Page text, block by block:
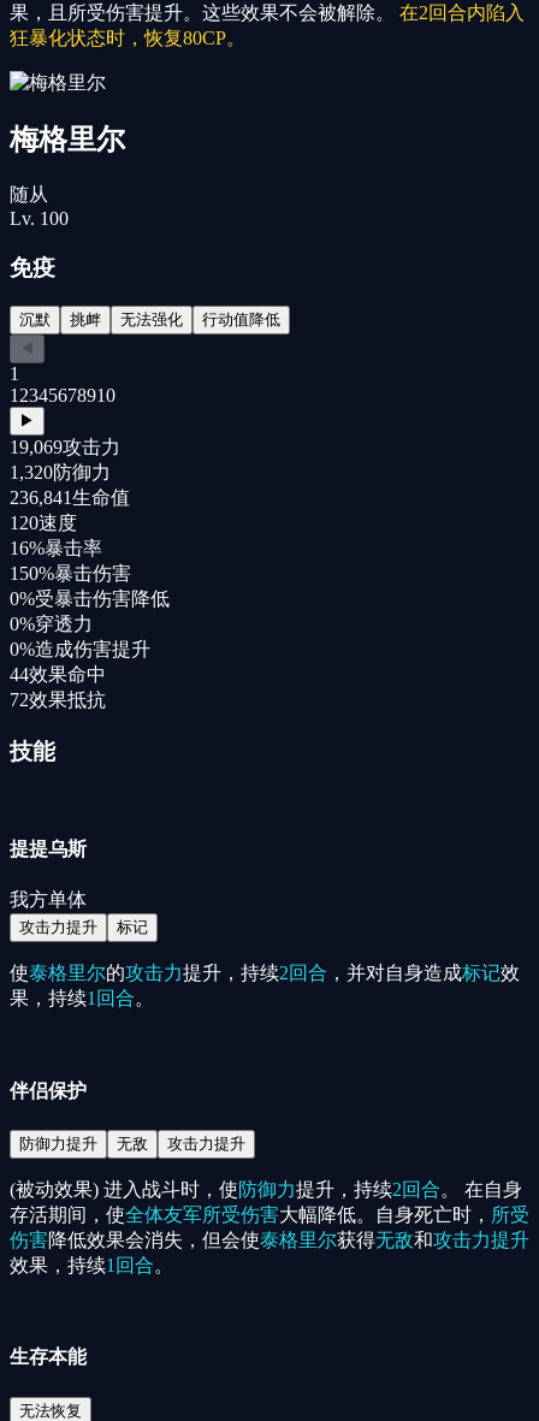
果，且所受伤害提升。这些效果不会被解除。 在2回合内陷入
狂暴化状态时，恢复80CP。
梅格里尔
随从
Lv. 100
免疫
沉默 挑衅 无法强化
行动值降低
◀
1
12345678910
▶
19,069攻击力
1,320防御力
236,841生命值
120速度
16%暴击率
150%暴击伤害
0%受暴击伤害降低
0%穿透力
0%造成伤害提升
44效果命中
72效果抵抗
技能
提提乌斯
我方单体
攻击力提升 标记
使泰格里尔的攻击力提升，持续2回合 ，并对自身造成标记效
果，持续1回合。
伴侣保护
防御力提升 无敌 攻击力提升
(被动效果) 进入战斗时，使防御力提升，持续2回合。 在自身
存活期间，使全体友军所受伤害大幅降低。自身死亡时， 所受
伤害降低效果会消失，但会使泰格里尔获得无敌和攻击力提升
效果，持续1回合。
生存本能
无法恢复